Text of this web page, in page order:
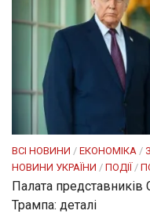
ВСІ НОВИНИ / ЕКОНОМІКА /
НОВИНИ УКРАЇНИ / ПОДІЇ /
Палата
Трампа: деталі